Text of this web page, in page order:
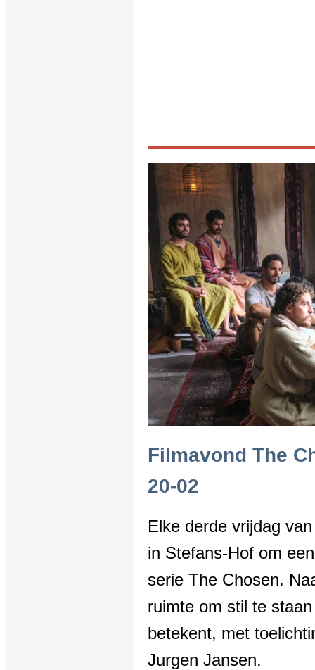
Filmavond The
20-02
Elke derde vrijdag
in Stefans-Hof om
serie The Chosen.
ruimte om stil te
betekent, met
Jurgen Jansen.